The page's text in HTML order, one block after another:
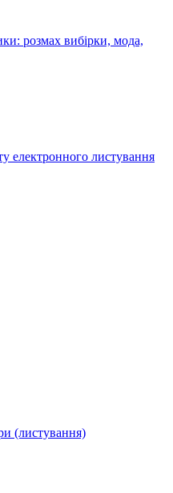
розмах вибірки, мода,
електронного листування
(листування)